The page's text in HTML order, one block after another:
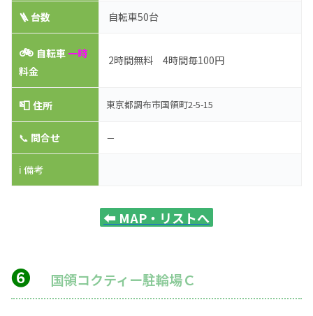
🪜 台数 自転車50台
🚲 自転車 一時
料金
2時間無料 4時間毎100円
📮住所 東京都調布市国領町2-5-15
📞 問合せ －
ℹ️ 備考
⬅️ MAP・リストへ
❻ 国領コクティー駐輪場Ｃ